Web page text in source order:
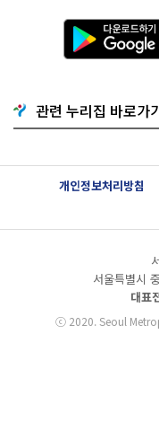
다
운
로
기
G
o
g
l
e
l
관련 누리집 바로가
개인정보처리방침
서울특별시
대표
ⓒ2020. Seoul